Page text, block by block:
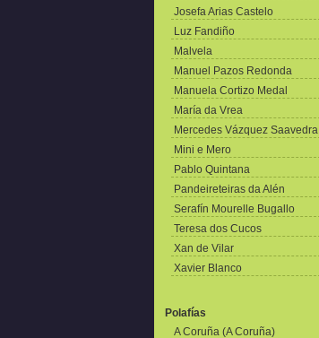
Josefa Arias Castelo
Luz Fandiño
Malvela
Manuel Pazos Redonda
Manuela Cortizo Medal
María da Vrea
Mercedes Vázquez Saavedra
Mini e Mero
Pablo Quintana
Pandeireteiras da Alén
Serafín Mourelle Bugallo
Teresa dos Cucos
Xan de Vilar
Xavier Blanco
Polafías
A Coruña (A Coruña)